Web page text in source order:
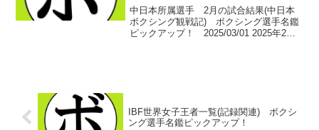
2025/03/01
中日本所属選手 2月の試合結果(中日本
ボクシング観戦記) ボクシング選手名鑑
ピックアップ！ 2025/03/01 2025年2月
IBF世界女子王者一覧(記録関連) ボクシ
ング選手名鑑ピックアップ！